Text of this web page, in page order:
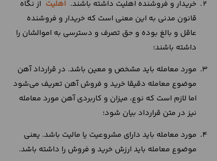
خریدار و فروشنده اهلیت داشته باشند. اهلیت از نگاه
قانون مدنی به این معنی است که خریدار و فروشنده
عاقل و بالغ بوده و حق تصرف و دسترسی به اموالشان را
داشته باشند؛
مورد معامله باید مشخص و معین باشد. در قرارداد آهن
موضوع معامله دقیقا خرید و فروش آهن تعریف می‌شود
اما لازم است که نوع، میزان و کاربردی آهن مورد معامله
نیز در متن قرارداد بیان شود؛
مورد معامله باید دارای مشروعیت یا مالیت باشد. یعنی
موضوع معامله باید ارزش خرید و فروش را داشته باشد.